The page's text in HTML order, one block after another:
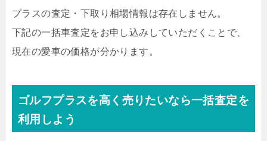
プラスの査定・下取り相場情報は存在しません。
下記の一括車査定をお申し込みしていただくことで、
現在の愛車の価格が分かります。
ゴルフプラスを高く売りたいなら一括査定を
利用しよう